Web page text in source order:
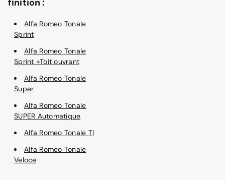
Alfa Romeo Tonale
Sprint
Alfa Romeo Tonale
Sprint +Toit ouvrant
Alfa Romeo Tonale
Super
Alfa Romeo Tonale
SUPER Automatique
Alfa Romeo Tonale TI
Alfa Romeo Tonale
Veloce